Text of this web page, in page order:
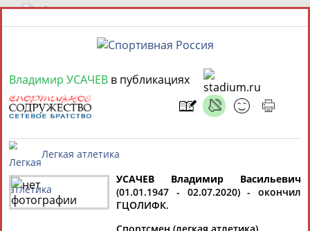
7 августа 2026 года,
СПОРТСМЕНЫ, ТРЕНЕРЫ И СПЕЦИАЛИСТЫ
Найдено: 13181персон
Мария
АБАКУМОВА
Владимир УСАЧЕВ в публикациях
Легкая атлетика
УСАЧЕВ Владимир Васильевич
(01.01.1947 - 02.07.2020) - окончил
ГЦОЛИФК.